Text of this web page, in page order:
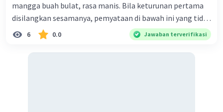
mangga buah bulat, rasa manis. Bila keturunan pertama
disilangkan sesamanya, pemyataan di bawah ini yang tidak
benar mengenai keturunan yang dihasilkan dari
6 0.0 Jawaban terverifikasi